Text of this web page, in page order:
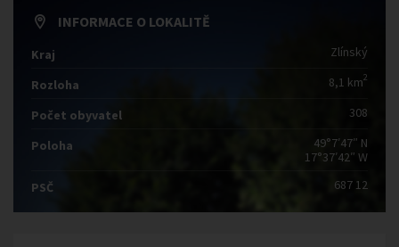
INFORMACE O LOKALITĚ
Kraj Zlínský
Rozloha 8,1 km2
Počet obyvatel 308
Poloha
49°7′47″ N
17°37′42″ W
PSČ
687 12